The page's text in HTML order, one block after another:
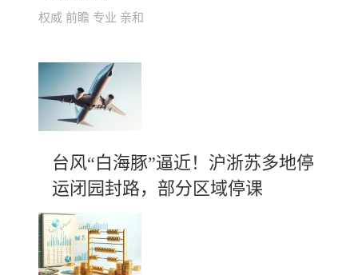
权威 前瞻 专业 亲和
台风“白海豚”逼近！沪浙苏多地停
运闭园封路，部分区域停课